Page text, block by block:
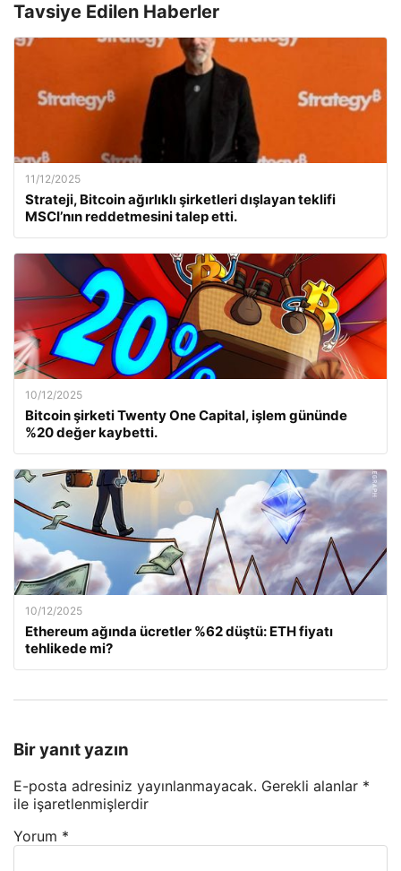
Tavsiye Edilen Haberler
11/12/2025
Strateji, Bitcoin ağırlıklı şirketleri dışlayan teklifi
MSCI’nın reddetmesini talep etti.
10/12/2025
Bitcoin şirketi Twenty One Capital, işlem gününde
%20 değer kaybetti.
10/12/2025
Ethereum ağında ücretler %62 düştü: ETH fiyatı
tehlikede mi?
Bir yanıt yazın
E-posta adresiniz yayınlanmayacak. Gerekli alanlar *
ile işaretlenmişlerdir
Yorum *